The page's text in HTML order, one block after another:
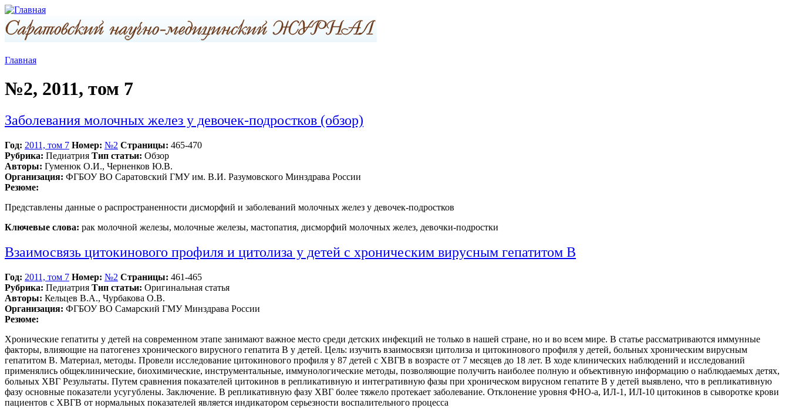
Главная
№2, 2011, том 7
Заболевания молочных желез у девочек-подростков (обзор)
Год: 2011, том 7 Номер: №2 Страницы: 465-470
Рубрика: Педиатрия Тип статьи: Обзор
Авторы: Гуменюк О.И., Черненков Ю.В.
Организация: ФГБОУ ВО Саратовский ГМУ им. В.И. Разумовского Минздрава России
Резюме:
Представлены данные о распространенности дисморфий и заболеваний молочных желез у девочек-подростков
Ключевые слова: рак молочной железы, молочные железы, мастопатия, дисморфий молочных желез, девочки-подростки
Взаимосвязь цитокинового профиля и цитолиза у детей с хроническим вирусным гепатитом В
Год: 2011, том 7 Номер: №2 Страницы: 461-465
Рубрика: Педиатрия Тип статьи: Оригинальная статья
Авторы: Кельцев В.А., Чурбакова О.В.
Организация: ФГБОУ ВО Самарский ГМУ Минздрава России
Резюме:
Хронические гепатиты у детей на современном этапе занимают важное место среди детских инфекций не только в нашей стране, но и во всем мире. В статье рассматриваются иммунные
факторы, влияющие на патогенез хронического вирусного гепатита В у детей. Цель: изучить взаимосвязи цитолиза и цитокинового профиля у детей, больных хроническим вирусным
гепатитом В. Материал, методы. Провели исследование цитокинового профиля у 87 детей с ХВГВ в возрасте от 7 месяцев до 18 лет. В ходе клинических наблюдений и исследований
применялись общеклинические, биохимические, инструментальные, иммунологические методы, позволяющие получить наиболее полную и объективную информацию о наблюдаемых детях,
больных ХВГ Результаты. Путем сравнения показателей цитокинов в репликативную и интегративную фазы при хроническом вирусном гепатите В у детей выявлено, что в репликативную
фазу основные показатели усугублены. Заключение. В репликативную фазу ХВГ более тяжело протекает заболевание. Отклонение уровня ФНО-а, ИЛ-1, ИЛ-10 цитокинов в сыворотке крови
пациентов с ХВГВ от нормальных показателей является индикатором серьезности воспалительного процесса